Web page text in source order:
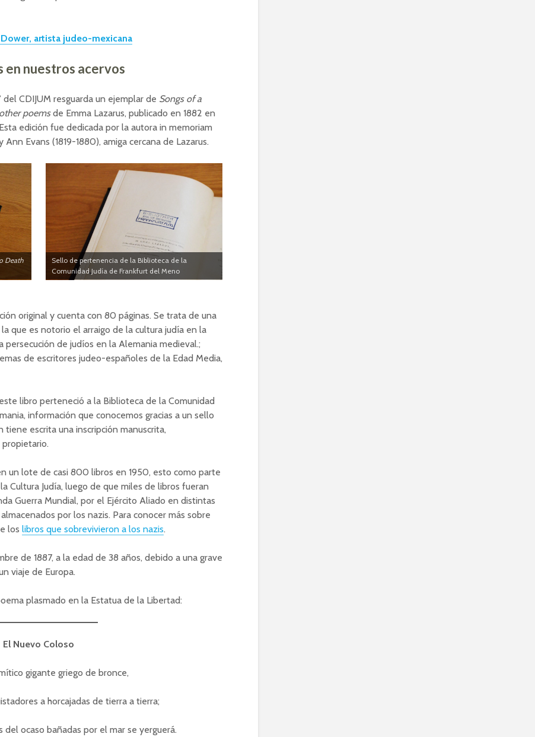
artista judeo-mexicana
en nuestros acervos
CDIJUM resguarda un ejemplar de Songs of a
poemsde Emma Lazarus, publicado en 1882 en
edición fue dedicada por la autora in memoriam
Evans (1819-1880), amiga cercana de Lazarus.
Death
Sello de pertenencia de la Biblioteca de la
Comunidad Judía de Frankfurt del Meno
original y cuenta con 80 páginas. Se trata de una
que es notorio el arraigo de la cultura judía en la
persecución de judíos en la Alemania medieval.;
de escritores judeo-españoles de la Edad Media,
libro perteneció a la Biblioteca de la Comunidad
información que conocemos gracias a un sello
escrita una inscripción manuscrita,
un lote de casi 800 libros en 1950, esto como parte
Cultura Judía, luego de que miles de libros fueran
Guerra Mundial, por el Ejército Aliado en distintas
por los nazis. Para conocer más sobre
los libros que sobrevivieron a los nazis.
de 1887, a la edad de 38 años, debido a una grave
viaje de Europa.
plasmado en la Estatua de la Libertad:
El Nuevo Coloso
gigante griego de bronce,
a horcajadas de tierra a tierra;
ocaso bañadas por el mar se yerguerá.